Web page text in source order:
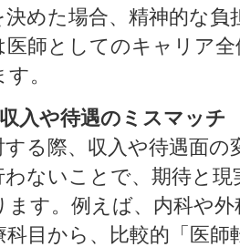
決めた場合、精神的な
医師としてのキャリア
。
入や待遇のミスマッチ
する際、収入や待遇面の
わないことで、期待と
ます。例えば、内科や
目から、比較的「医師